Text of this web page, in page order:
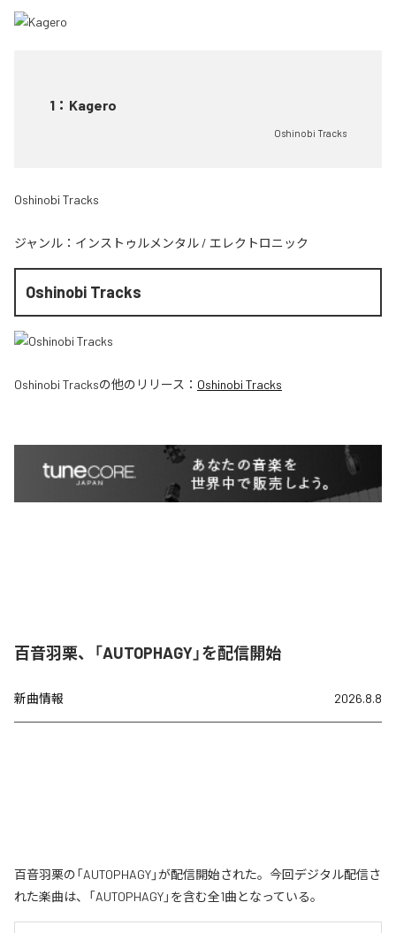
1 ： Kagero
Oshinobi Tracks
Oshinobi Tracks
ジャンル： インストゥルメンタル / エレクトロニック
Oshinobi Tracks
Oshinobi Tracksの他のリリース： Oshinobi Tracks
百音羽栗、「AUTOPHAGY」を配信開始
新曲情報 2026.8.8
百音羽栗の「AUTOPHAGY」が配信開始された。今回デジタル配信さ
れた楽曲は、「AUTOPHAGY」を含む全1曲となっている。